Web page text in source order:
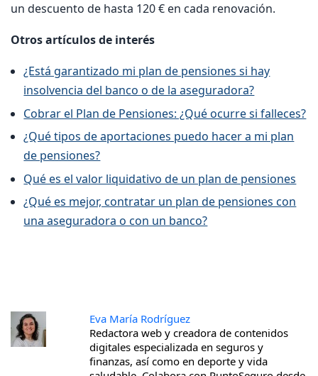
un descuento de hasta 120 € en cada renovación.
Otros artículos de interés
¿Está garantizado mi plan de pensiones si hay
insolvencia del banco o de la aseguradora?
Cobrar el Plan de Pensiones: ¿Qué ocurre si falleces?
¿Qué tipos de aportaciones puedo hacer a mi plan
de pensiones?
Qué es el valor liquidativo de un plan de pensiones
¿Qué es mejor, contratar un plan de pensiones con
una aseguradora o con un banco?
Eva María Rodríguez
Redactora web y creadora de contenidos
digitales especializada en seguros y
finanzas, así como en deporte y vida